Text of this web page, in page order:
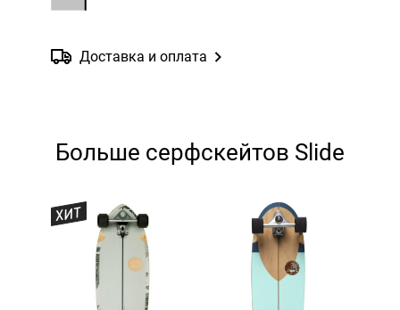
Доставка и оплата
Больше серфскейтов Slide
ХИТ